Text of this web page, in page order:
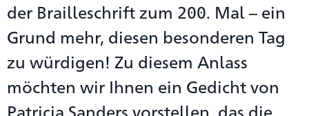
der Brailleschrift zum 200. Mal – ein
Grund mehr, diesen besonderen Tag
zu würdigen! Zu diesem Anlass
möchten wir Ihnen ein Gedicht von
Patricia Sanders vorstellen, das die